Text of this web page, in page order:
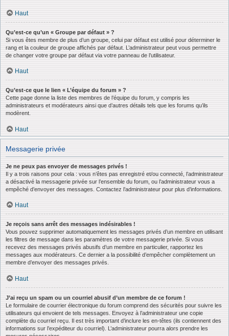
Haut
Qu’est-ce qu’un « Groupe par défaut » ?
Si vous êtes membre de plus d’un groupe, celui par défaut est utilisé pour déterminer le
rang et la couleur de groupe affichés par défaut. L’administrateur peut vous permettre
de changer votre groupe par défaut via votre panneau de l’utilisateur.
Haut
Qu’est-ce que le lien « L’équipe du forum » ?
Cette page donne la liste des membres de l’équipe du forum, y compris les
administrateurs et modérateurs ainsi que d’autres détails tels que les forums qu’ils
modèrent.
Haut
Messagerie privée
Je ne peux pas envoyer de messages privés !
Il y a trois raisons pour cela : vous n’êtes pas enregistré et/ou connecté, l’administrateur
a désactivé la messagerie privée sur l’ensemble du forum, ou l’administrateur vous a
empêché d’envoyer des messages. Contactez l’administrateur pour plus d’informations.
Haut
Je reçois sans arrêt des messages indésirables !
Vous pouvez supprimer automatiquement les messages privés d’un membre en utilisant
les filtres de message dans les paramètres de votre messagerie privée. Si vous
recevez des messages privés abusifs d’un membre en particulier, rapportez les
messages aux modérateurs. Ce dernier a la possibilité d’empêcher complètement un
membre d’envoyer des messages privés.
Haut
J’ai reçu un spam ou un courriel abusif d’un membre de ce forum !
Le formulaire de courrier électronique du forum comprend des sécurités pour suivre les
utilisateurs qui envoient de tels messages. Envoyez à l’administrateur une copie
complète du courriel reçu. Il est très important d’inclure les en-têtes (ils contiennent des
informations sur l’expéditeur du courriel). L’administrateur pourra alors prendre les